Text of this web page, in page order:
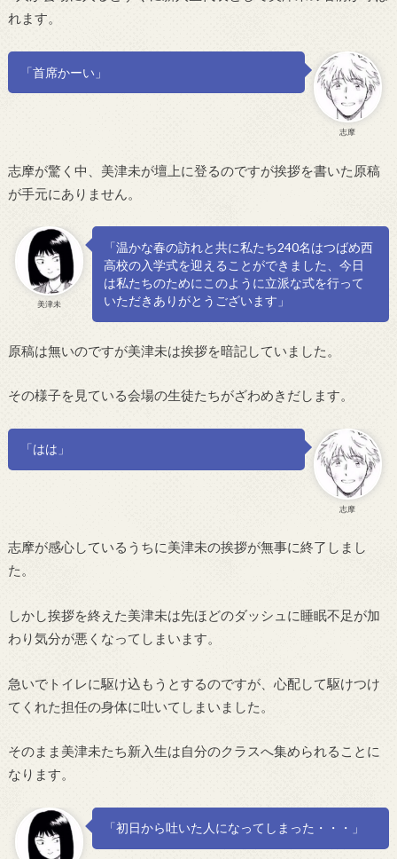
れます。
志摩
「首席かーい」
志摩が驚く中、美津未が壇上に登るのですが挨拶を書いた原稿
が手元にありません。
美津未
「温かな春の訪れと共に私たち240名はつばめ西
高校の入学式を迎えることができました、今日
は私たちのためにこのように立派な式を行って
いただきありがとうございます」
原稿は無いのですが美津未は挨拶を暗記していました。
その様子を見ている会場の生徒たちがざわめきだします。
志摩
「はは」
志摩が感心しているうちに美津未の挨拶が無事に終了しまし
た。
しかし挨拶を終えた美津未は先ほどのダッシュに睡眠不足が加
わり気分が悪くなってしまいます。
急いでトイレに駆け込もうとするのですが、心配して駆けつけ
てくれた担任の身体に吐いてしまいました。
そのまま美津未たち新入生は自分のクラスへ集められることに
なります。
「初日から吐いた人になってしまった・・・」